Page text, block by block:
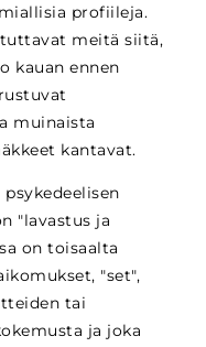
profiileja.
meitä siitä,
kauan ennen
muinaista
kantavat.
"lavastus ja
on toisaalta
"set",
tai
ja joka